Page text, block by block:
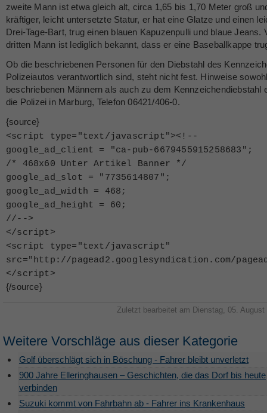
zweite Mann ist etwa gleich alt, circa 1,65 bis 1,70 Meter groß
kräftiger, leicht untersetzte Statur, er hat eine Glatze und einen
Drei-Tage-Bart, trug einen blauen Kapuzenpulli und blaue Jeans.
dritten Mann ist lediglich bekannt, dass er eine Baseballkappe
Ob die beschriebenen Personen für den Diebstahl des
Polizeiautos verantwortlich sind, steht nicht fest. Hinweise
beschriebenen Männern als auch zu dem Kennzeichendiebstahl
die Polizei in Marburg, Telefon 06421/406-0.
{source}
<script type="text/javascript">< !--
google_ad_client = "ca-pub-6679455915258683";
/* 468x60 Unter Artikel Banner */
google_ad_slot = "7735614807";
google_ad_width = 468;
google_ad_height = 60;
//-->
</script>
<script type="text/javascript"
src="http://pagead2.googlesyndication.com/
</script>
{/source}
Zuletzt bearbeitet am Dienstag, 05. August
Weitere Vorschläge aus dieser Kategorie
Golf überschlägt sich in Böschung - Fahrer bleibt unverletzt
900 Jahre Elleringhausen – Geschichten, die das Dorf bis heute
verbinden
Suzuki kommt von Fahrbahn ab - Fahrer ins Krankenhaus